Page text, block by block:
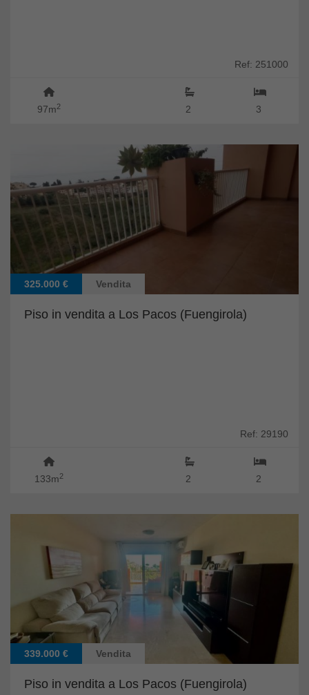
Ref: 251000
97m2 3
2
325.000 € Vendita
Piso in vendita a Los Pacos (Fuengirola)
Ref: 29190
133m2 2
2
339.000 € Vendita
Piso in vendita a Los Pacos (Fuengirola)